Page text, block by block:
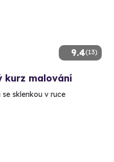
9.4(13)
kurz malování
sklenkou v ruce